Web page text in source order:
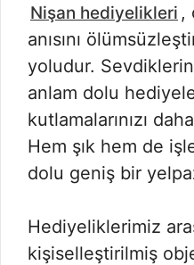
Nişan hediyelikleri ,
anısını
yoludur.
anlam dolu
kutlamalarınızı
Hem şık hem de
dolu geniş bir
Hediyeliklerimiz
kişiselleştirilmiş